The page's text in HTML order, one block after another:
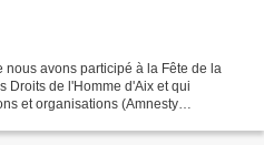
avons participé à la Fête de la
Droits de l'Homme d'Aix et qui
et organisations (Amnesty